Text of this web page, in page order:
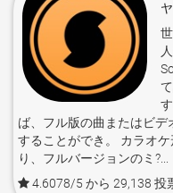
ば、フル版の曲またはビ
することができ。 カラオ
り、フルバージョンのミ?...
4.6078/5 から 29,138 投